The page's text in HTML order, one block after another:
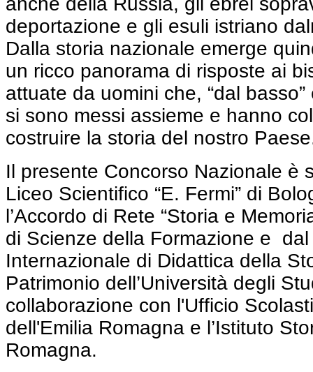
deportazione e gli esuli istriano
Dalla storia nazionale emerge
un ricco panorama di risposte ai
attuate da uomini che, “dal basso”
si sono messi assieme e hanno
costruire la storia del nostro
Il presente Concorso Nazionale è
Liceo Scientifico “E. Fermi” di
l’Accordo di Rete “Storia e
di Scienze della Formazione e
Internazionale di Didattica della
Patrimonio dell’Università degli
collaborazione con l'Ufficio
dell'Emilia Romagna e l’Istituto
Romagna.